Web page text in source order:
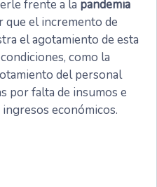
frente a la pandemia
que el incremento de
el agotamiento de esta
como la
del personal
por falta de insumos e
económicos.